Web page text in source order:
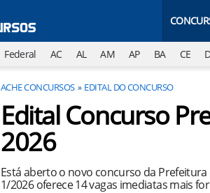
Federal AC AL AM AP BA CE
ACHE CONCURSOS EDITAL DO CONCURSO
Edital Concurso
2026
Está aberto o novo concurso da Prefeitura
1/2026 oferece 14 vagas imediatas mais